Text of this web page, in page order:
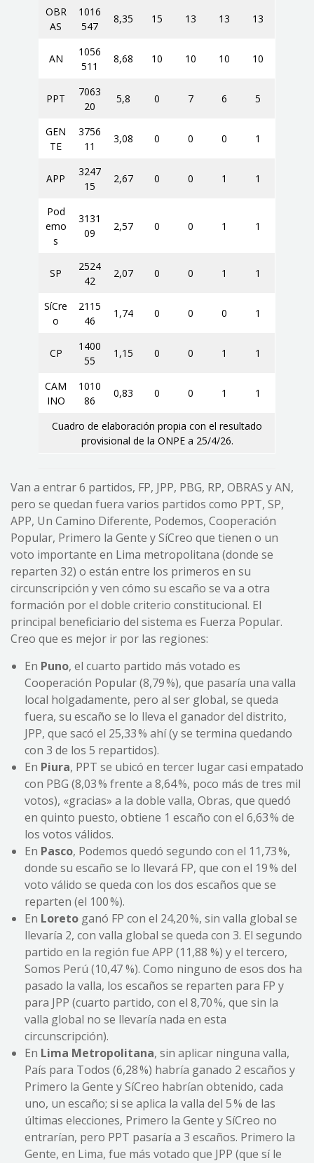
OBR
AS
1016
547
8,35 15 13 13 13
AN
1056
511
8,68 10 10 10 10
PPT
7063
20
5,8 0 7 6 5
GEN
TE
3756
11
3,08 0 0 0 1
APP
3247
15
2,67 0 0 1 1
Pod
emo
s
3131
09
2,57 0 0 1 1
SP
2524
42
2,07 0 0 1 1
SíCre
o
2115
46
1,74 0 0 0 1
CP
1400
55
1,15 0 0 1 1
CAM
INO
1010
86
0,83 0 0 1 1
Cuadro de elaboración propia con el resultado
provisional de la ONPE a 25/4/26.
Van a entrar 6 partidos, FP, JPP, PBG, RP, OBRAS y AN,
pero se quedan fuera varios partidos como PPT, SP,
APP, Un Camino Diferente, Podemos, Cooperación
Popular, Primero la Gente y SíCreo que tienen o un
voto importante en Lima metropolitana (donde se
reparten 32) o están entre los primeros en su
circunscripción y ven cómo su escaño se va a otra
formación por el doble criterio constitucional. El
principal beneficiario del sistema es Fuerza Popular.
Creo que es mejor ir por las regiones:
En Puno, el cuarto partido más votado es
Cooperación Popular (8,79 %), que pasaría una valla
local holgadamente, pero al ser global, se queda
fuera, su escaño se lo lleva el ganador del distrito,
JPP, que sacó el 25,33 % ahí (y se termina quedando
con 3 de los 5 repartidos).
En Piura, PPT se ubicó en tercer lugar casi empatado
con PBG (8,03 % frente a 8,64 %, poco más de tres mil
votos), «gracias» a la doble valla, Obras, que quedó
en quinto puesto, obtiene 1 escaño con el 6,63 % de
los votos válidos.
En Pasco, Podemos quedó segundo con el 11,73 %,
donde su escaño se lo llevará FP, que con el 19 % del
voto válido se queda con los dos escaños que se
reparten (el 100 %).
En Loreto ganó FP con el 24,20 %, sin valla global se
llevaría 2, con valla global se queda con 3. El segundo
partido en la región fue APP (11,88 %) y el tercero,
Somos Perú (10,47 %). Como ninguno de esos dos ha
pasado la valla, los escaños se reparten para FP y
para JPP (cuarto partido, con el 8,70 %, que sin la
valla global no se llevaría nada en esta
circunscripción).
En Lima Metropolitana, sin aplicar ninguna valla,
País para Todos (6,28 %) habría ganado 2 escaños y
Primero la Gente y SíCreo habrían obtenido, cada
uno, un escaño; si se aplica la valla del 5 % de las
últimas elecciones, Primero la Gente y SíCreo no
entrarían, pero PPT pasaría a 3 escaños. Primero la
Gente, en Lima, fue más votado que JPP (que sí le